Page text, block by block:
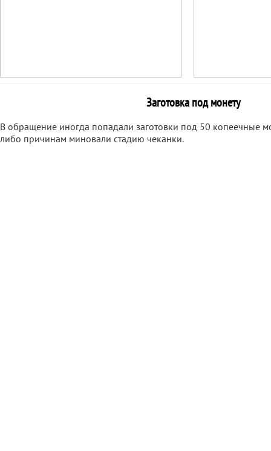
Заготовка под монету
В обращение иногда попадали заготовки под 50 копеечные
либо причинам миновали стадию чеканки.